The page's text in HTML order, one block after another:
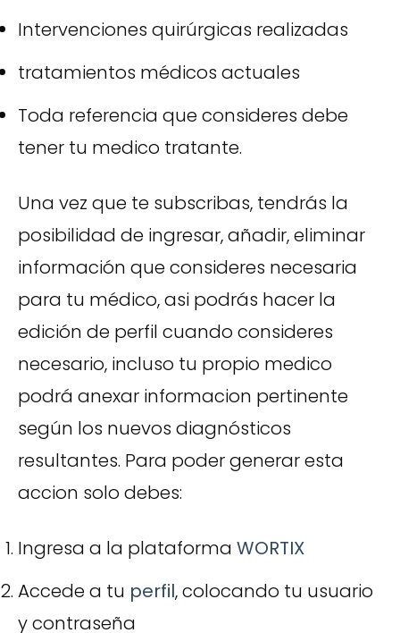
Intervenciones quirúrgicas realizadas
tratamientos médicos actuales
Toda referencia que consideres debe
tener tu medico tratante.
Una vez que te subscribas, tendrás la
posibilidad de ingresar, añadir, eliminar
información que consideres necesaria
para tu médico, asi podrás hacer la
edición de perfil cuando consideres
necesario, incluso tu propio medico
podrá anexar informacion pertinente
según los nuevos diagnósticos
resultantes. Para poder generar esta
accion solo debes:
Ingresa a la plataforma WORTIX
Accede a tu perfil, colocando tu usuario
y contraseña